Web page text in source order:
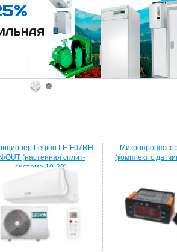
1 2
Legion LE-F07RH-
OUT (настенная сплит-
система 10-20)
(комплект c